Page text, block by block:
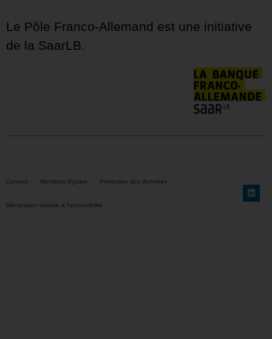
Le Pôle Franco-Allemand est une initiative
de la SaarLB.
Contact Mentions légales Protection des données
Déclaration relative à l’accessibilité